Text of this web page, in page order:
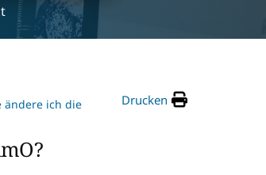
ändere ich die
Drucken